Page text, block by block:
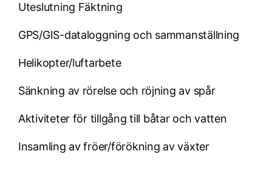
Uteslutning Fäktning
GPS/GIS-dataloggning och sammanställning
Helikopter/luftarbete
Sänkning av rörelse och röjning av spår
Aktiviteter för tillgång till båtar och vatten
Insamling av fröer/förökning av växter